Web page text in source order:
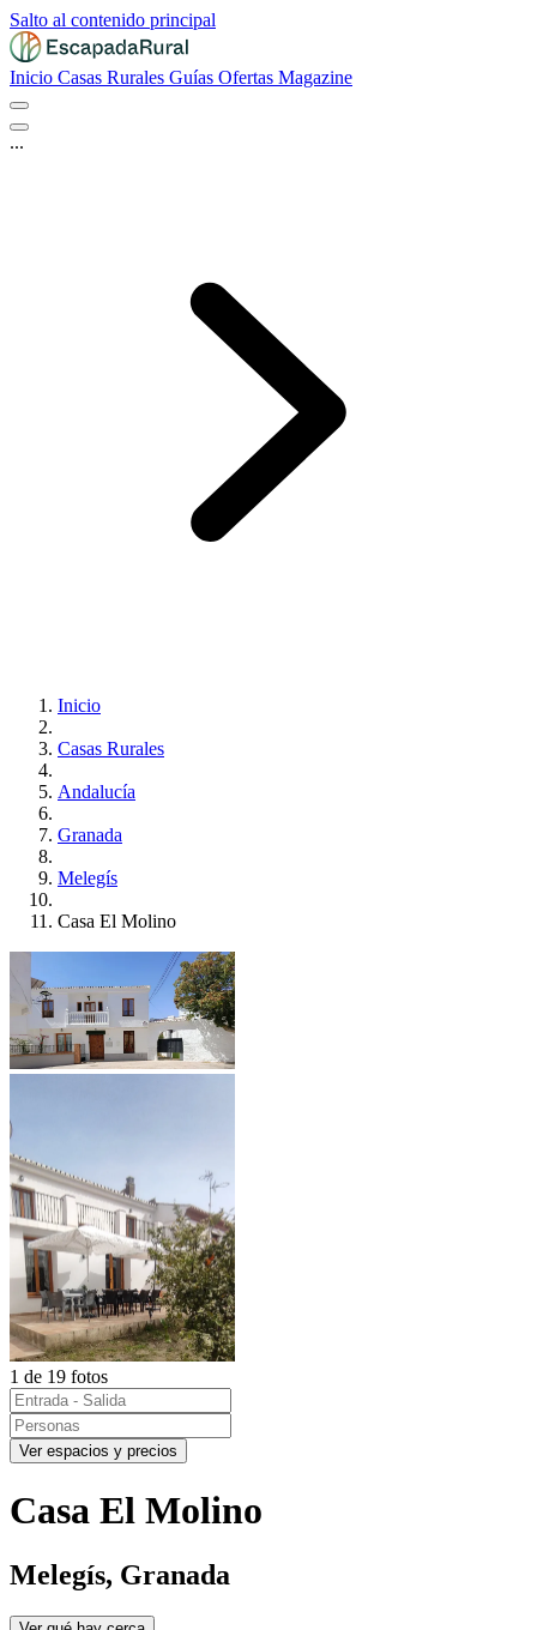
Salto al contenido principal
Inicio Casas Rurales Guías Ofertas Magazine
...
Inicio
Casas Rurales
Andalucía
Granada
Melegís
Casa El Molino
1 de 19 fotos
Ver espacios y precios
Casa El Molino
Melegís, Granada